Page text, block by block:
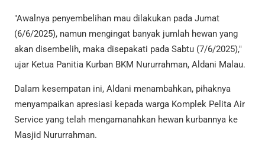
"Awalnya penyembelihan mau dilakukan pada Jumat
(6/6/2025), namun mengingat banyak jumlah hewan yang
akan disembelih, maka disepakati pada Sabtu (7/6/2025),"
ujar Ketua Panitia Kurban BKM Nururrahman, Aldani Malau.
Dalam kesempatan ini, Aldani menambahkan, pihaknya
menyampaikan apresiasi kepada warga Komplek Pelita Air
Service yang telah mengamanahkan hewan kurbannya ke
Masjid Nururrahman.